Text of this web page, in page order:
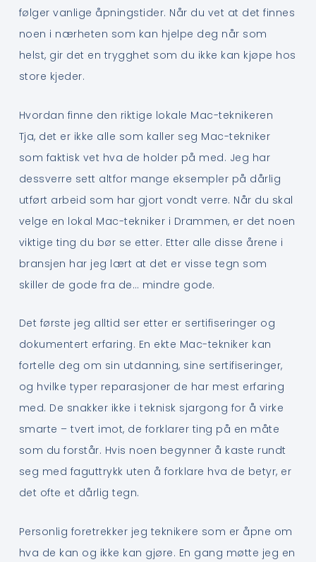
følger vanlige åpningstider. Når du vet at det finnes
noen i nærheten som kan hjelpe deg når som
helst, gir det en trygghet som du ikke kan kjøpe hos
store kjeder.
Hvordan finne den riktige lokale Mac-teknikeren
Tja, det er ikke alle som kaller seg Mac-tekniker
som faktisk vet hva de holder på med. Jeg har
dessverre sett altfor mange eksempler på dårlig
utført arbeid som har gjort vondt verre. Når du skal
velge en lokal Mac-tekniker i Drammen, er det noen
viktige ting du bør se etter. Etter alle disse årene i
bransjen har jeg lært at det er visse tegn som
skiller de gode fra de… mindre gode.
Det første jeg alltid ser etter er sertifiseringer og
dokumentert erfaring. En ekte Mac-tekniker kan
fortelle deg om sin utdanning, sine sertifiseringer,
og hvilke typer reparasjoner de har mest erfaring
med. De snakker ikke i teknisk sjargong for å virke
smarte – tvert imot, de forklarer ting på en måte
som du forstår. Hvis noen begynner å kaste rundt
seg med faguttrykk uten å forklare hva de betyr, er
det ofte et dårlig tegn.
Personlig foretrekker jeg teknikere som er åpne om
hva de kan og ikke kan gjøre. En gang møtte jeg en